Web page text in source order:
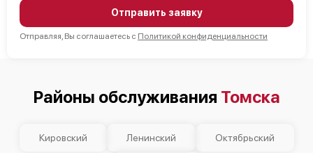
Отправить заявку
Отправляя, Вы соглашаетесь с Политикой конфиденциальности
Районы обслуживания Томска
Кировский Ленинский Октябрьский